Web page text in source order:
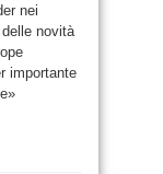
nei
novità
importante